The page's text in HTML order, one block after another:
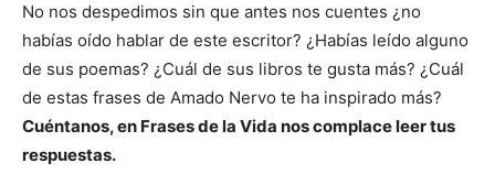
No nos despedimos sin que antes nos cuentes ¿no
habías oído hablar de este escritor? ¿Habías leído alguno
de sus poemas? ¿Cuál de sus libros te gusta más? ¿Cuál
de estas frases de Amado Nervo te ha inspirado más?
Cuéntanos, en Frases de la Vida nos complace leer tus
respuestas.